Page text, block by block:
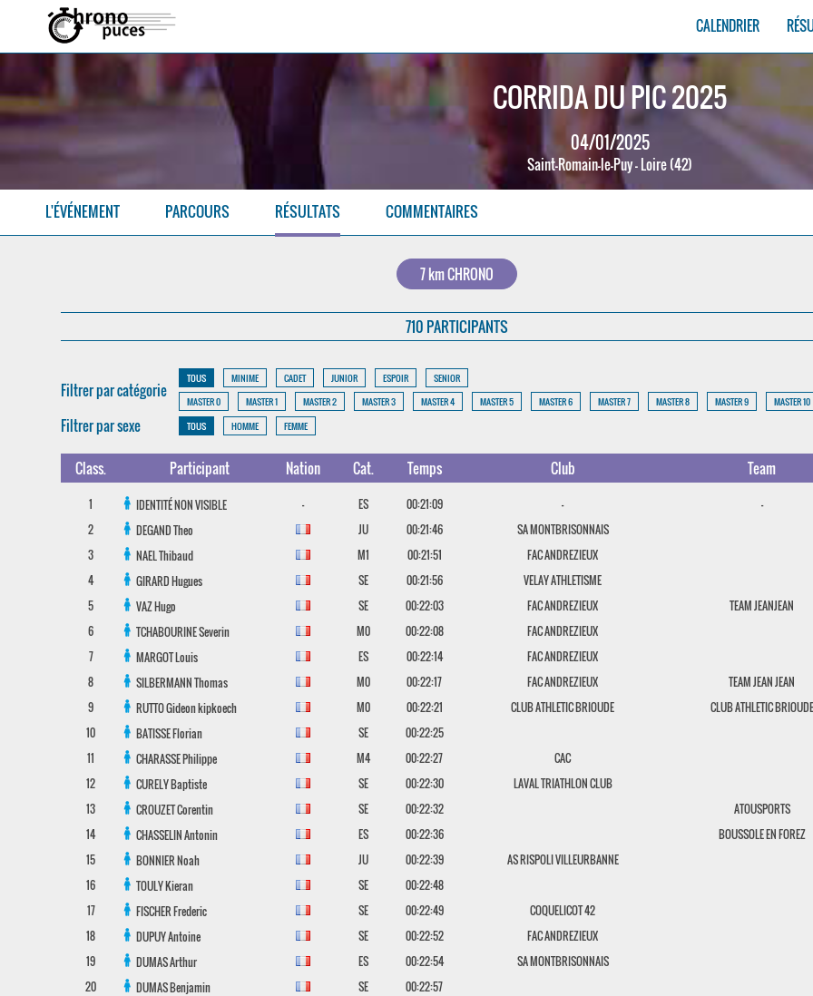
CALENDRIER
CORRIDA DU PIC 2025
04/01/2025
Saint-Romain-le-Puy - Loire (42)
L'ÉVÉNEMENT PARCOURS RÉSULTATS COMMENTAIRES
7 km CHRONO
710 PARTICIPANTS
Filtrer par catégorie
TOUS MINIME CADET JUNIOR ESPOIR
SENIOR
MASTER 0
MASTER 1 MASTER 2 MASTER 3 MASTER 4 MASTER 5 MASTER 6 MASTER 7 MASTER 8 MASTER 9 MASTER 10
Filtrer par sexe TOUS HOMME FEMME
Class. Participant Nation Cat. Temps Club Team
1 IDENTITÉ NON VISIBLE - ES 00:21:09 -
-
2
DEGANDTheo JU 00:21:46
SA MONTBRISONNAIS
3
NAELThibaud M1 00:21:51
FAC ANDREZIEUX
4
GIRARDHugues SE 00:21:56
VELAY ATHLETISME
5
VAZHugo SE 00:22:03 FAC ANDREZIEUX
TEAM JEANJEAN
6
TCHABOURINESeverin M0 00:22:08
FAC ANDREZIEUX
7
MARGOTLouis ES 00:22:14
FAC ANDREZIEUX
8
SILBERMANNThomas M0 00:22:17 FAC ANDREZIEUX
TEAM JEAN JEAN
9
RUTTOGideon kipkoech M0 00:22:21 CLUB ATHLETIC BRIOUDE
CLUB ATHLETIC BRIOUDE
10
BATISSEFlorian SE
00:22:25
11
CHARASSEPhilippe M4 00:22:27
CAC
12
CURELYBaptiste SE 00:22:30
LAVAL TRIATHLON CLUB
13
CROUZETCorentin SE 00:22:32
ATOUSPORTS
14
CHASSELINAntonin ES 00:22:36
BOUSSOLE EN FOREZ
15
BONNIERNoah JU 00:22:39
AS RISPOLI VILLEURBANNE
16
TOULYKieran SE
00:22:48
17
FISCHERFrederic SE 00:22:49
COQUELICOT 42
18
DUPUYAntoine SE 00:22:52
FAC ANDREZIEUX
19
DUMASArthur ES 00:22:54
SA MONTBRISONNAIS
20
DUMASBenjamin SE
00:22:57